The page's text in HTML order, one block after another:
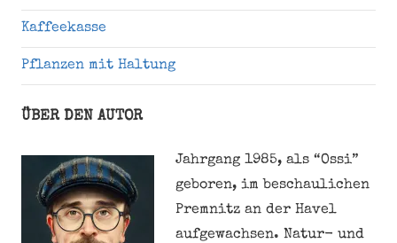
Kaffeekasse
Pflanzen mit Haltung
ÜBER DEN AUTOR
Jahrgang 1985, als “Ossi”
geboren, im beschaulichen
Premnitz an der Havel
aufgewachsen. Natur- und